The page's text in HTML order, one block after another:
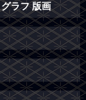
ラフ 版画